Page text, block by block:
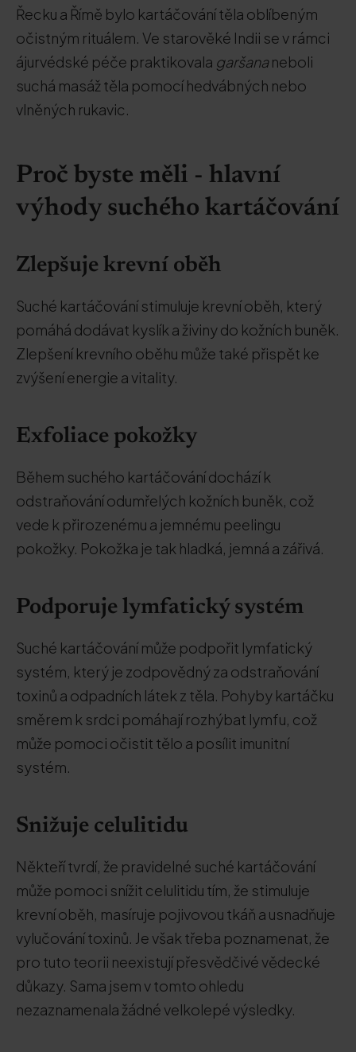
Řecku a Římě bylo kartáčování těla oblíbeným
očistným rituálem. Ve starověké Indii se v rámci
ájurvédské péče praktikovala garšananeboli
suchá masáž těla pomocí hedvábných nebo
vlněných rukavic.
Proč byste měli - hlavní
výhody suchého kartáčování
Zlepšuje krevní oběh
Suché kartáčování stimuluje krevní oběh, který
pomáhá dodávat kyslík a živiny do kožních buněk.
Zlepšení krevního oběhu může také přispět ke
zvýšení energie a vitality.
Exfoliace pokožky
Během suchého kartáčování dochází k
odstraňování odumřelých kožních buněk, což
vede k přirozenému a jemnému peelingu
pokožky. Pokožka je tak hladká, jemná a zářivá.
Podporuje lymfatický systém
Suché kartáčování může podpořit lymfatický
systém, který je zodpovědný za odstraňování
toxinů a odpadních látek z těla. Pohyby kartáčku
směrem k srdci pomáhají rozhýbat lymfu, což
může pomoci očistit tělo a posílit imunitní
systém.
Snižuje celulitidu
Někteří tvrdí, že pravidelné suché kartáčování
může pomoci snížit celulitidu tím, že stimuluje
krevní oběh, masíruje pojivovou tkáň a usnadňuje
vylučování toxinů. Je však třeba poznamenat, že
pro tuto teorii neexistují přesvědčivé vědecké
důkazy. Sama jsem v tomto ohledu
nezaznamenala žádné velkolepé výsledky.